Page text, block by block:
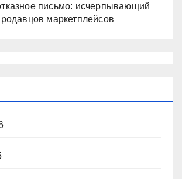
письмо: исчерпывающий
маркетплейсов